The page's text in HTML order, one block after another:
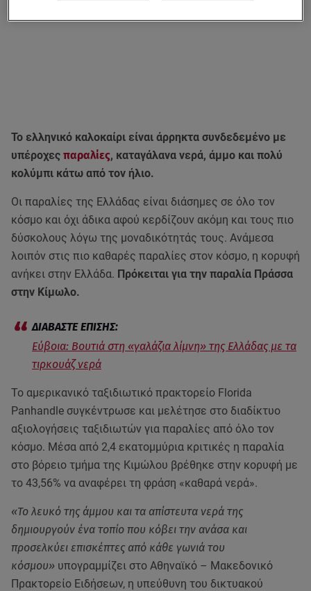
Το ελληνικό καλοκαίρι είναι άρρηκτα συνδεδεμένο με
υπέροχες παραλίες, καταγάλανα νερά, άμμο και πολύ
κολύμπι κάτω από τον ήλιο.
Οι παραλίες της Ελλάδας είναι διάσημες σε όλο τον
κόσμο και όχι άδικα αφού κερδίζουν ακόμη και τους πιο
δύσκολους λόγω της μοναδικότητάς τους. Ανάμεσα
λοιπόν στις πιο καθαρές παραλίες στον κόσμο, η κορυφή
ανήκει στην Ελλάδα. Πρόκειται για την παραλία Πράσσα
στην Κίμωλο.
Εύβοια: Βουτιά στη «γαλάζια λίμνη» της Ελλάδας με τα
τιρκουάζ νερά
Το αμερικανικό ταξιδιωτικό πρακτορείο Florida
Panhandle συγκέντρωσε και μελέτησε στο διαδίκτυο
αξιολογήσεις ταξιδιωτών για παραλίες από όλο τον
κόσμο. Μέσα από 2,4 εκατομμύρια κριτικές η παραλία
στο βόρειο τμήμα της Κιμώλου βρέθηκε στην κορυφή με
το 43,56% να αναφέρει τη φράση «καθαρά νερά».
«Το λευκό της άμμου και τα απίστευτα νερά της
δημιουργούν ένα τοπίο που κόβει την ανάσα και
προσελκύει επισκέπτες από κάθε γωνιά του
κόσμου» υπογραμμίζει στο Αθηναϊκό – Μακεδονικό
Πρακτορείο Ειδήσεων, η υπεύθυνη του δικτυακού